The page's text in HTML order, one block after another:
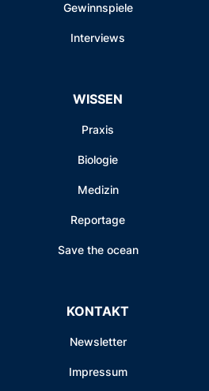
Gewinnspiele
Interviews
WISSEN
Praxis
Biologie
Medizin
Reportage
Save the ocean
KONTAKT
Newsletter
Impressum